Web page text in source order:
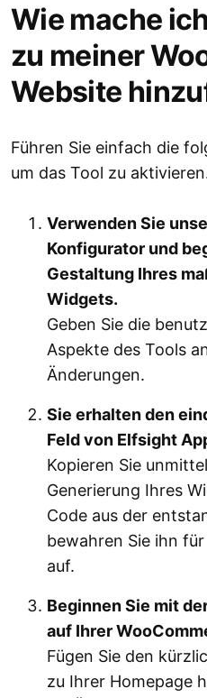
Wie mache
zu meiner
Website
Führen Sie einfach die
um das Tool zu
Verwenden Sie
Konfigurator und
Gestaltung Ihres
Widgets.
Geben Sie die
Aspekte des Tools
Änderungen.
Sie erhalten den
Feld von Elfsight
Kopieren Sie
Generierung Ihres
Code aus der
bewahren Sie ihn
auf.
Beginnen Sie mit
auf Ihrer
Fügen Sie den
zu Ihrer Homepage